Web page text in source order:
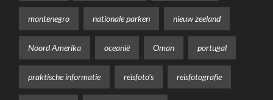
montenegro nationale parken nieuw zeeland
Noord Amerika oceanië Oman portugal
praktische informatie reisfoto's reisfotografie